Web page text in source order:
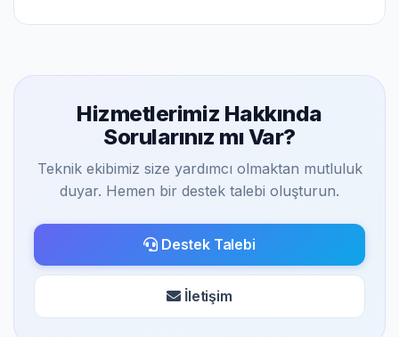
Hizmetlerimiz Hakkında
Sorularınız mı Var?
Teknik ekibimiz size yardımcı olmaktan mutluluk
duyar. Hemen bir destek talebi oluşturun.
Destek Talebi
İletişim